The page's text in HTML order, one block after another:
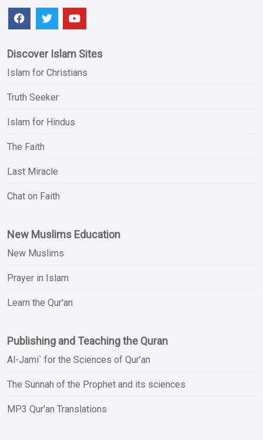
Discover Islam Sites
Islam for Christians
Truth Seeker
Islam for Hindus
The Faith
Last Miracle
Chat on Faith
New Muslims Education
New Muslims
Prayer in Islam
Learn the Qur'an
Publishing and Teaching the Quran
Al-Jami` for the Sciences of Qur’an
The Sunnah of the Prophet and its sciences
MP3 Qur'an Translations